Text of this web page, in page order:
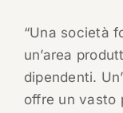
“Una società
un’area
dipendenti.
offre un vasto